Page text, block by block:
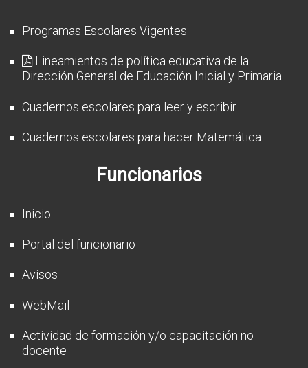
Programas Escolares Vigentes
Lineamientos de política educativa de la
Dirección General de Educación Inicial y Primaria
Cuadernos escolares para leer y escribir
Cuadernos escolares para hacer Matemática
Funcionarios
Inicio
Portal del funcionario
Avisos
WebMail
Actividad de formación y/o capacitación no
docente